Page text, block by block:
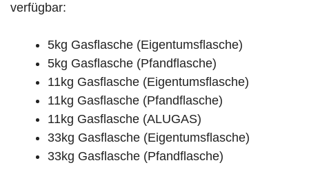
verfügbar:
5kg Gasflasche (Eigentumsflasche)
5kg Gasflasche (Pfandflasche)
11kg Gasflasche (Eigentumsflasche)
11kg Gasflasche (Pfandflasche)
11kg Gasflasche (ALUGAS)
33kg Gasflasche (Eigentumsflasche)
33kg Gasflasche (Pfandflasche)